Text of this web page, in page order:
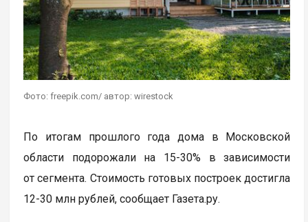
Фото: freepik.com/ автор: wirestock
По итогам прошлого года дома в Московской
области подорожали на 15-30% в зависимости
от сегмента. Стоимость готовых построек достигла
12-30 млн рублей, сообщает Газета.ру.